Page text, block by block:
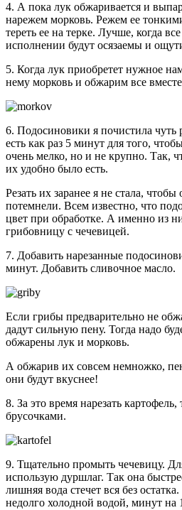
4. А пока лук обжаривается и
нарежем морковь. Режем ее
тереть ее на терке. Лучше, когда
исполнении будут осязаемы и
5. Когда лук приобретет нужное
нему морковь и обжарим все
6. Подосиновики я почистила
есть как раз 5 минут для того,
очень мелко, но и не крупно. Так,
их удобно было есть.
Резать их заранее я не стала,
потемнели. Всем известно, что
цвет при обработке. А именно из
грибовницу с чечевицей.
7. Добавить нарезанные
минут. Добавить сливочное масло.
Если грибы предварительно не
дадут сильную пену. Тогда надо
обжарены лук и морковь.
А обжарив их совсем немножко,
они будут вкуснее!
8. За это время нарезать
брусочками.
9. Тщательно промыть чечевицу.
использую дуршлаг. Так она
лишняя вода стечет вся без
недолго холодной водой, минут на